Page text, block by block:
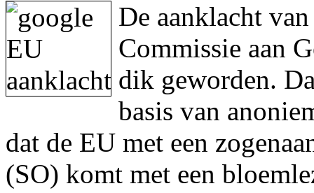
De aanklacht
Commissie aan
dik geworden.
basis van
dat de EU met een
(SO) komt met een